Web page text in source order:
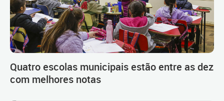
Quatro escolas municipais estão entre as dez
com melhores notas